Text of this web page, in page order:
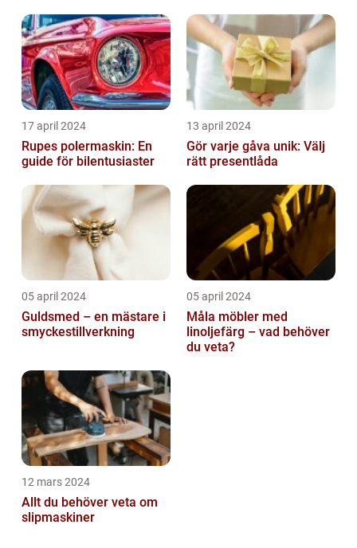
17 april 2024
Rupes polermaskin: En
guide för bilentusiaster
13 april 2024
Gör varje gåva unik: Välj
rätt presentlåda
05 april 2024
Guldsmed – en mästare i
smyckestillverkning
05 april 2024
Måla möbler med
linoljefärg – vad behöver
du veta?
12 mars 2024
Allt du behöver veta om
slipmaskiner